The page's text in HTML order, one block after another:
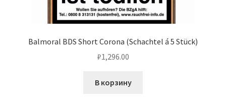
Balmoral BDS Short Corona (Schachtel á 5 Stück)
₽1,296.00
В корзину